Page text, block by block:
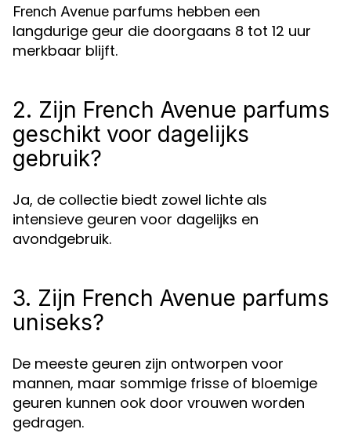
French Avenue parfums hebben een
langdurige geur die doorgaans 8 tot 12 uur
merkbaar blijft.
2. Zijn French Avenue parfums
geschikt voor dagelijks
gebruik?
Ja, de collectie biedt zowel lichte als
intensieve geuren voor dagelijks en
avondgebruik.
3. Zijn French Avenue parfums
uniseks?
De meeste geuren zijn ontworpen voor
mannen, maar sommige frisse of bloemige
geuren kunnen ook door vrouwen worden
gedragen.